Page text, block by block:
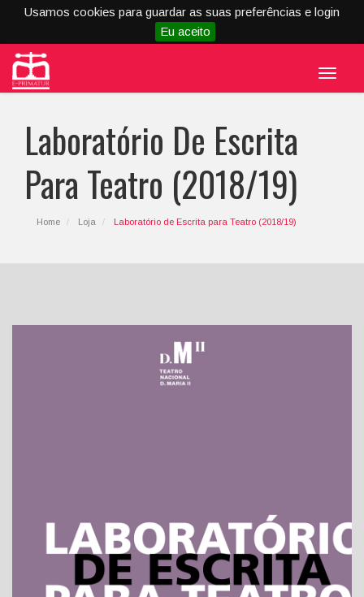
Usamos cookies para guardar as suas preferências e login
Eu aceito
Menu
Laboratório De Escrita
Para Teatro (2018/19)
Home Loja Laboratório de Escrita para Teatro (2018/19)